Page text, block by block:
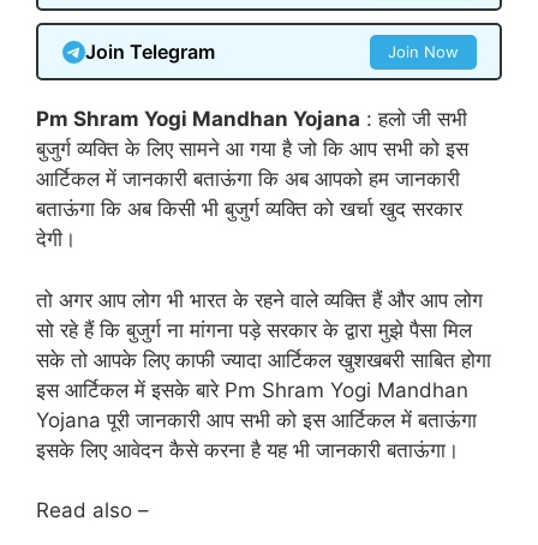
Join Telegram Join Now
Pm Shram Yogi Mandhan Yojana : हलो जी सभी
बुजुर्ग व्यक्ति के लिए सामने आ गया है जो कि आप सभी को इस
आर्टिकल में जानकारी बताऊंगा कि अब आपको हम जानकारी
बताऊंगा कि अब किसी भी बुजुर्ग व्यक्ति को खर्चा खुद सरकार
देगी।
तो अगर आप लोग भी भारत के रहने वाले व्यक्ति हैं और आप लोग
सो रहे हैं कि बुजुर्ग ना मांगना पड़े सरकार के द्वारा मुझे पैसा मिल
सके तो आपके लिए काफी ज्यादा आर्टिकल खुशखबरी साबित होगा
इस आर्टिकल में इसके बारे Pm Shram Yogi Mandhan
Yojana पूरी जानकारी आप सभी को इस आर्टिकल में बताऊंगा
इसके लिए आवेदन कैसे करना है यह भी जानकारी बताऊंगा।
Read also –